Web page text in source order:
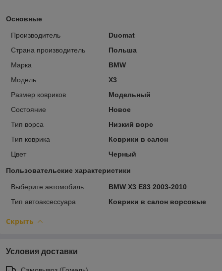
Основные
Производитель
Duomat
Страна производитель
Польша
Марка
BMW
Модель
X3
Размер ковриков
Модельный
Состояние
Новое
Тип ворса
Низкий ворс
Тип коврика
Коврики в салон
Цвет
Черный
Пользовательские характеристики
Выберите автомобиль
BMW X3 E83 2003-2010
Тип автоаксессуара
Коврики в салон ворсовые
Скрыть
Условия доставки